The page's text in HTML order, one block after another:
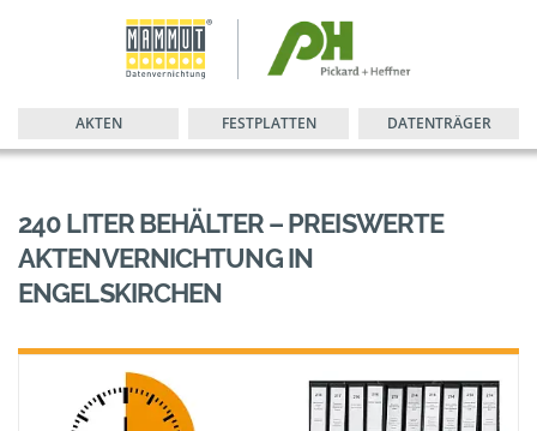
AKTEN FESTPLATTEN DATENTRÄGER
240 LITER BEHÄLTER – PREISWERTE
AKTENVERNICHTUNG IN
ENGELSKIRCHEN